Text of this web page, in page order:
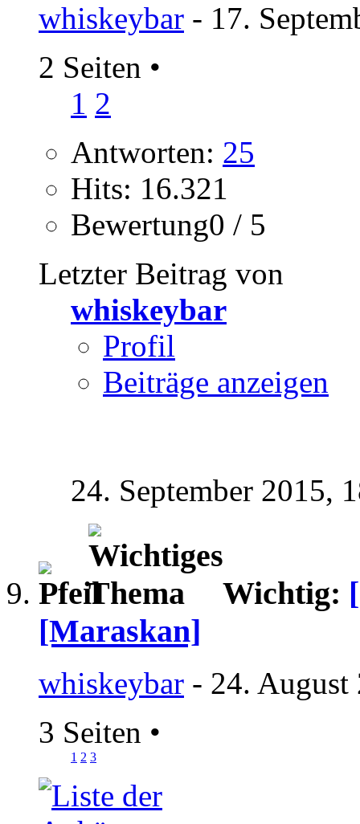
whiskeybar - 17.
2 Seiten •
1 2
Antworten: 25
Hits: 16.321
Bewertung0 / 5
Letzter Beitrag von
whiskeybar
Profil
Beiträge anzeigen
24. September 2015,
Wichtig:
[Maraskan]
whiskeybar - 24.
3 Seiten •
1 2 3